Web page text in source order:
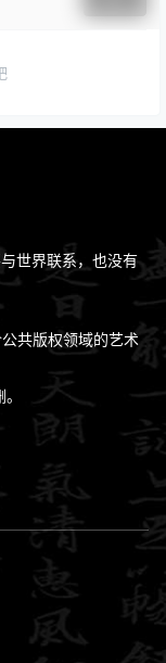
世界联系，也没有
共版权领域的艺术